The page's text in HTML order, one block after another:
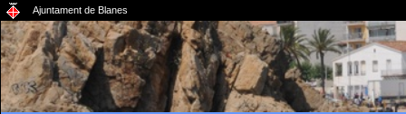
Ajuntament de Blanes